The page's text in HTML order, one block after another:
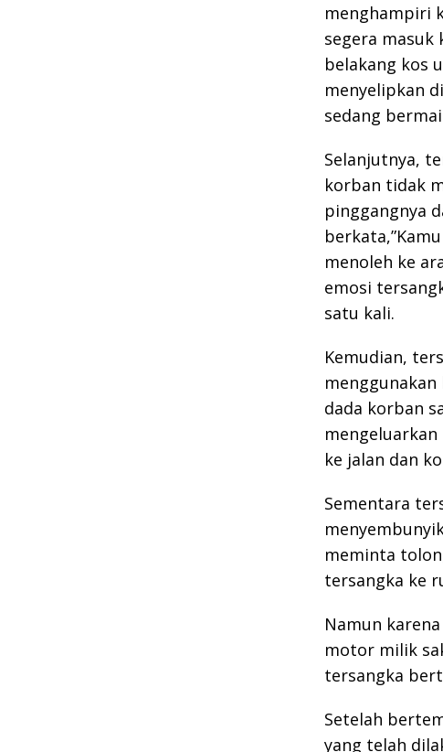
menghampiri
segera
belakang kos
menyelipkan
sedang
Selanjutnya,
korban tidak
pinggangnya
menoleh ke
emosi
satu kali.
Kemudian,
dada korban
ke jalan dan
Sementara
meminta
tersangka ke
Namun
motor milik
tersangka
Setelah
yang telah